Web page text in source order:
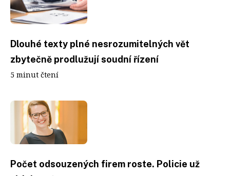
Dlouhé texty plné nesrozumitelných vět
zbytečně prodlužují soudní řízení
5 minut čtení
Počet odsouzených firem roste. Policie už